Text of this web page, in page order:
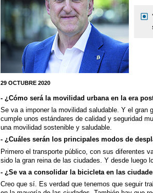
29 OCTUBRE 2020
- ¿Cómo será la movilidad urbana en la era
Se va a imponer la movilidad saludable. Y el gran
cumple unos estándares de calidad y seguridad
una movilidad sostenible y saludable.
- ¿Cuáles serán los principales modos de
Primero el transporte público, con sus diferentes
sido la gran reina de las ciudades. Y desde luego
- ¿Se va a consolidar la bicicleta en las
Creo que sí. Es verdad que tenemos que seguir